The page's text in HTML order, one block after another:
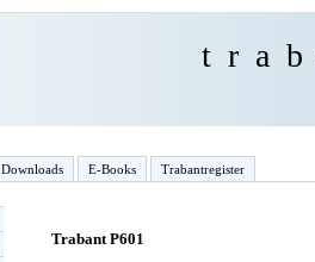
Downloads E-Books Trabantregister
Trabant P601